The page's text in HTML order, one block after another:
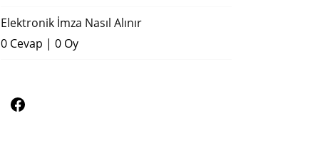
Elektronik İmza Nasıl Alınır
0 Cevap | 0 Oy